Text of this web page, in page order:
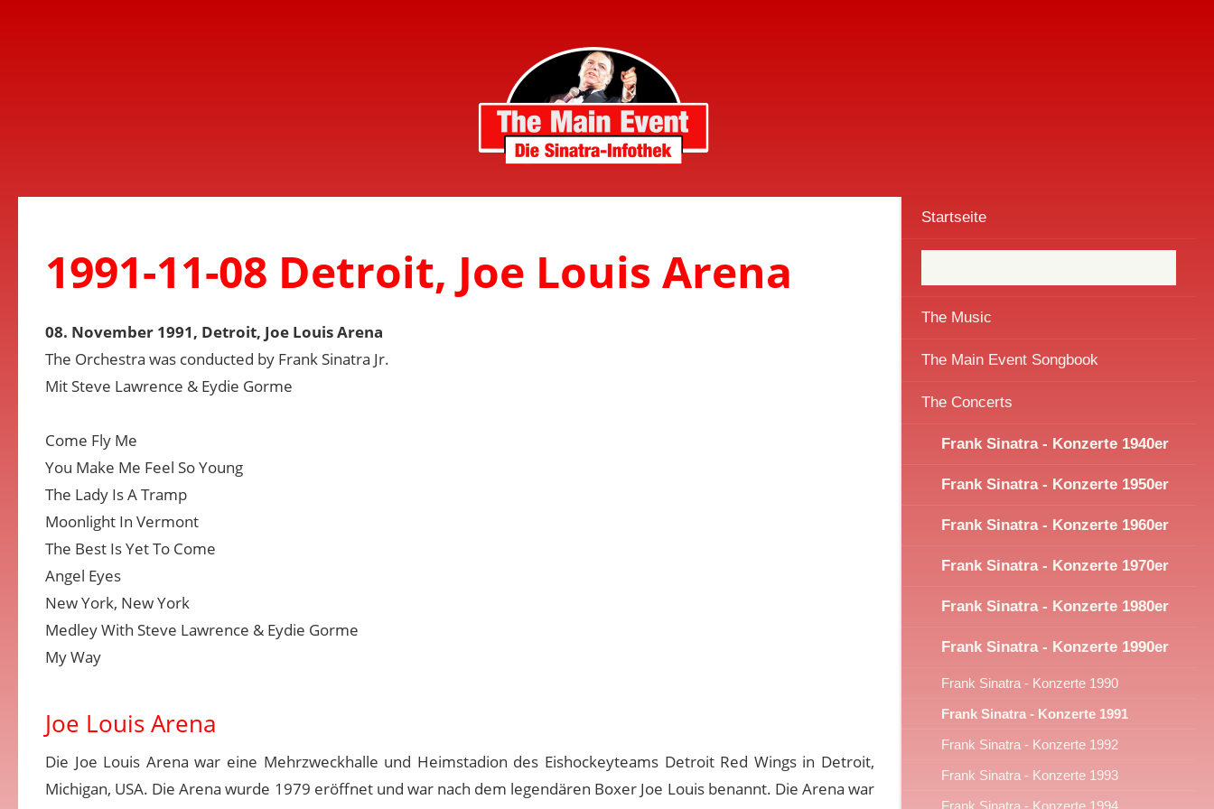
Startseite
The Music
The Main Event Songbook
The Concerts
Frank Sinatra - Konzerte 1940er
Frank Sinatra - Konzerte 1950er
Frank Sinatra - Konzerte 1960er
Frank Sinatra - Konzerte 1970er
Frank Sinatra - Konzerte 1980er
Frank Sinatra - Konzerte 1990er
Frank Sinatra - Konzerte 1990
Frank Sinatra - Konzerte 1991
Frank Sinatra - Konzerte 1992
Frank Sinatra - Konzerte 1993
Frank Sinatra - Konzerte 1994
1991-11-08 Detroit, Joe Louis Arena
08. November 1991, Detroit, Joe Louis Arena
The Orchestra was conducted by Frank Sinatra Jr.
Mit Steve Lawrence & Eydie Gorme
Come Fly Me
You Make Me Feel So Young
The Lady Is A Tramp
Moonlight In Vermont
The Best Is Yet To Come
Angel Eyes
New York, New York
Medley With Steve Lawrence & Eydie Gorme
My Way
Joe Louis Arena
Die Joe Louis Arena war eine Mehrzweckhalle und Heimstadion des Eishockeyteams Detroit Red Wings in Detroit,
Michigan, USA. Die Arena wurde 1979 eröffnet und war nach dem legendären Boxer Joe Louis benannt. Die Arena war